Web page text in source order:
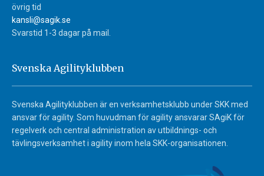
övrig tid
kansli@sagik.se
Svarstid 1-3 dagar på mail.
Svenska Agilityklubben
Svenska Agilityklubben är en verksamhetsklubb under SKK med
ansvar för agility. Som huvudman för agility ansvarar SAgiK för
regelverk och central administration av utbildnings- och
tävlingsverksamhet i agility inom hela SKK-organisationen.